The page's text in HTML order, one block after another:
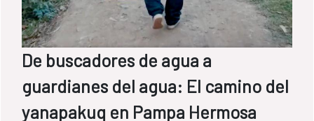
De buscadores de agua a
guardianes del agua: El camino del
yanapakuq en Pampa Hermosa